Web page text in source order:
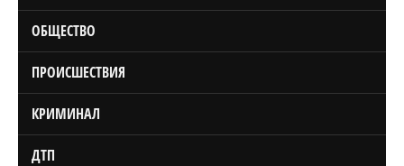
ОБЩЕСТВО
ПРОИСШЕСТВИЯ
КРИМИНАЛ
ДТП